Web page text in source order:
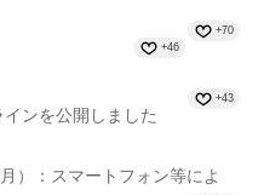
+70
+46
ンを公開しました
+43
）：スマートフォン等によ